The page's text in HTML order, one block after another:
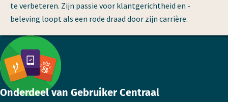
te verbeteren. Zijn passie voor klantgerichtheid en -
beleving loopt als een rode draad door zijn carrière.
Footer
Onderdeel van Gebruiker Centraal